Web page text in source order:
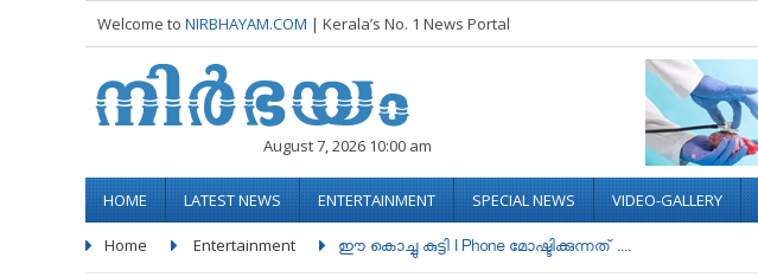
Welcome to NIRBHAYAM.COM | Kerala’s No. 1 News Portal
August 7, 2026 10:00 am
HOME LATEST NEWS ENTERTAINMENT SPECIAL NEWS VIDEO-GALLERY
Home Entertainment ഈ കൊച്ചു കുട്ടി I Phone മോഷ്ടിക്കുന്നത് ....